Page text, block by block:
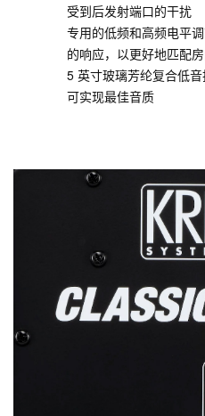
受到后发射端口的干扰
专用的低频和高频电平
的响应，以更好地匹配
5 英寸玻璃芳纶复合低音
可实现最佳音质